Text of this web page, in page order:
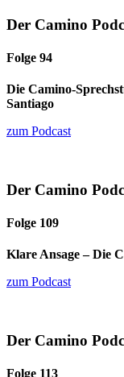
Der Camino
Folge 94
Die Camino-
Santiago
zum Podcast
Der Camino
Folge 109
Klare Ansage – Die
zum Podcast
Der Camino
Folge 113